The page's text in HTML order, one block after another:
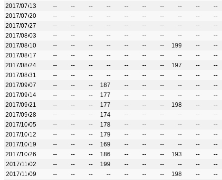
2017/07/13
-- -- -- -- -- -- -- -- --
--
2017/07/20
-- -- -- -- -- -- -- -- --
--
2017/07/27
-- -- -- -- -- -- -- -- --
--
2017/08/03
-- -- -- -- -- -- -- -- --
--
2017/08/10
-- -- -- -- -- -- -- 199 --
--
2017/08/17
-- -- -- -- -- -- -- -- --
--
2017/08/24
-- -- -- -- -- -- -- 197 --
--
2017/08/31
-- -- -- -- -- -- -- -- --
--
2017/09/07
-- -- -- 187 -- -- -- -- --
--
2017/09/14
-- -- -- 177 -- -- -- -- --
--
2017/09/21
-- -- -- 177 -- -- -- 198 --
--
2017/09/28
-- -- -- 174 -- -- -- -- --
--
2017/10/05
-- -- -- 178 -- -- -- -- --
--
2017/10/12
-- -- -- 179 -- -- -- -- --
--
2017/10/19
-- -- -- 169 -- -- -- -- --
--
2017/10/26
-- -- -- 186 -- -- -- 193 --
--
2017/11/02
-- -- -- 199 -- -- -- -- --
--
2017/11/09
-- -- -- -- -- -- -- 198 --
--